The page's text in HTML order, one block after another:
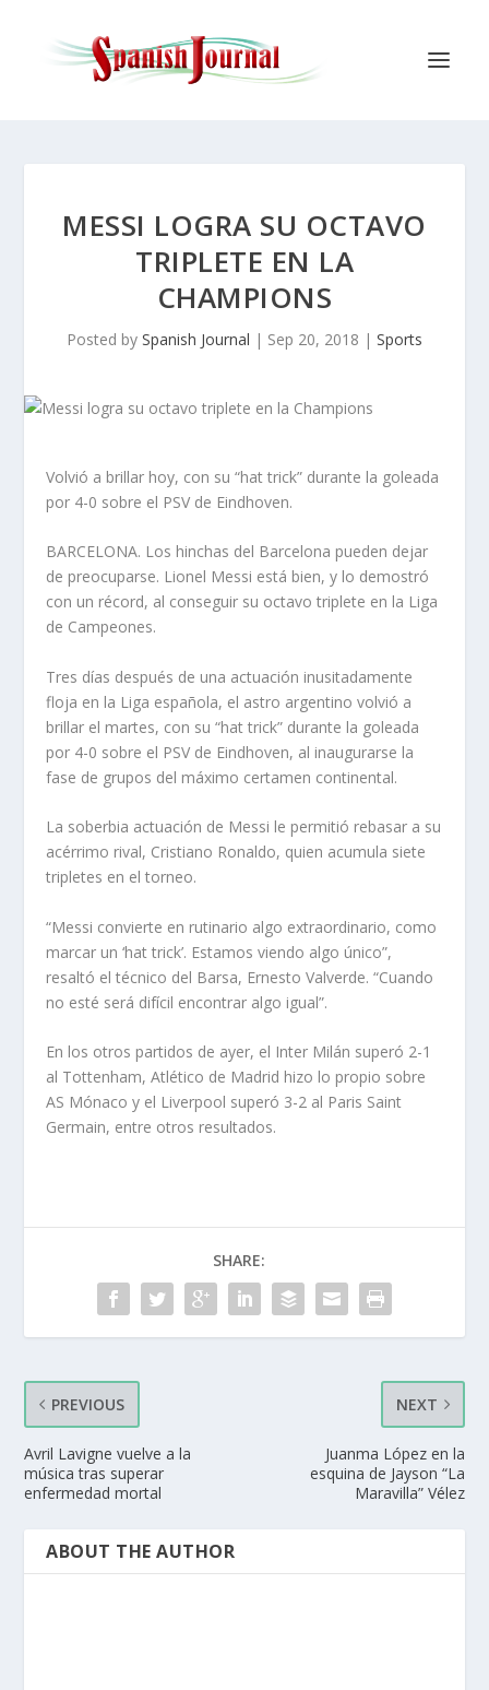
MESSI LOGRA SU OCTAVO
TRIPLETE EN LA
CHAMPIONS
Posted by Spanish Journal | Sep 20, 2018 | Sports
Volvió a brillar hoy, con su “hat trick” durante la goleada
por 4-0 sobre el PSV de Eindhoven.
BARCELONA. Los hinchas del Barcelona pueden dejar
de preocuparse. Lionel Messi está bien, y lo demostró
con un récord, al conseguir su octavo triplete en la Liga
de Campeones.
Tres días después de una actuación inusitadamente
floja en la Liga española, el astro argentino volvió a
brillar el martes, con su “hat trick” durante la goleada
por 4-0 sobre el PSV de Eindhoven, al inaugurarse la
fase de grupos del máximo certamen continental.
La soberbia actuación de Messi le permitió rebasar a su
acérrimo rival, Cristiano Ronaldo, quien acumula siete
tripletes en el torneo.
“Messi convierte en rutinario algo extraordinario, como
marcar un ‘hat trick’. Estamos viendo algo único”,
resaltó el técnico del Barsa, Ernesto Valverde. “Cuando
no esté será difícil encontrar algo igual”.
En los otros partidos de ayer, el Inter Milán superó 2-1
al Tottenham, Atlético de Madrid hizo lo propio sobre
AS Mónaco y el Liverpool superó 3-2 al Paris Saint
Germain, entre otros resultados.
SHARE:
PREVIOUS
Avril Lavigne vuelve a la
música tras superar
enfermedad mortal
NEXT
Juanma López en la
esquina de Jayson “La
Maravilla” Vélez
ABOUT THE AUTHOR